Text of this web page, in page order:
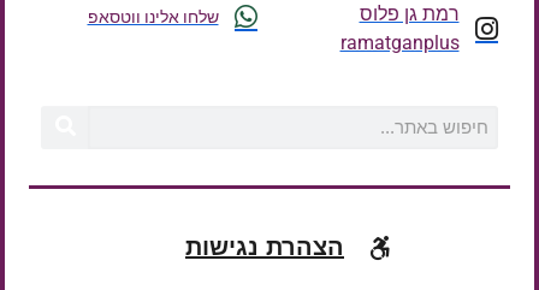
רמת גן פלוס
ramatganplus
שלחו אלינו ווטסאפ
הצהרת נגישות